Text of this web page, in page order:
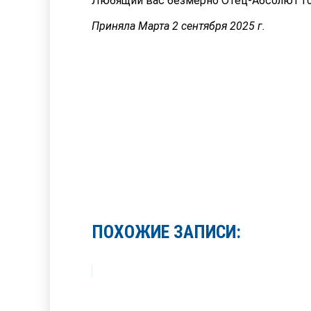
Приняла Марта 2 сентября 2025 г.
ПОХОЖИЕ ЗАПИСИ: